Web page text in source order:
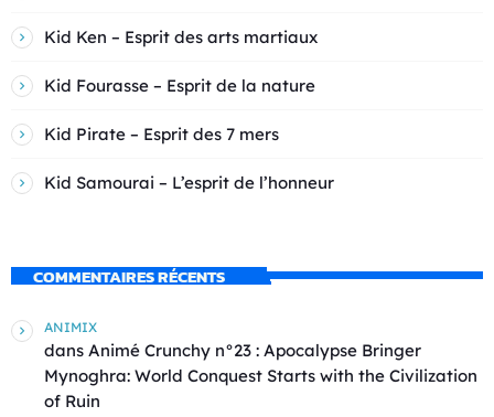
Kid Ken – Esprit des arts martiaux
Kid Fourasse – Esprit de la nature
Kid Pirate – Esprit des 7 mers
Kid Samourai – L’esprit de l’honneur
COMMENTAIRES RÉCENTS
ANIMIX
dans Animé Crunchy n°23 : Apocalypse Bringer
Mynoghra: World Conquest Starts with the Civilization
of Ruin